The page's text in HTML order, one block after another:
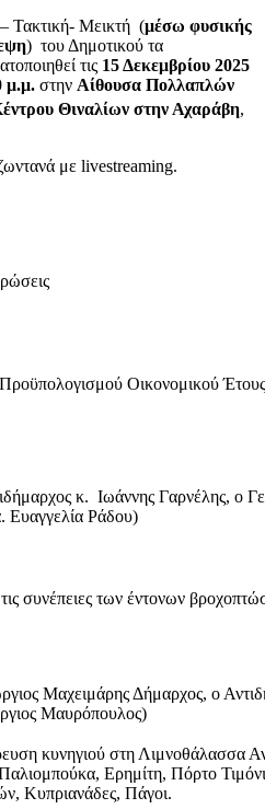
– Τακτική- Μεικτή (μέσω φυσικής
) του Δημοτικού τα
τις 15 Δεκεμβρίου 2025
μ.μ. στην Αίθουσα Πολλαπλών
Θιναλίων στην Αχαράβη,
με livestreaming.
Οικονομικού
κ. Ιωάννης Γαρνέλης, ο
Ευαγγελία Ράδου)
συνέπειες των έντονων
Μαχειμάρης Δήμαρχος, ο
Μαυρόπουλος)
κυνηγιού στη Λιμνοθάλασσα
Ερημίτη, Πόρτο
Κυπριανάδες, Πάγοι.